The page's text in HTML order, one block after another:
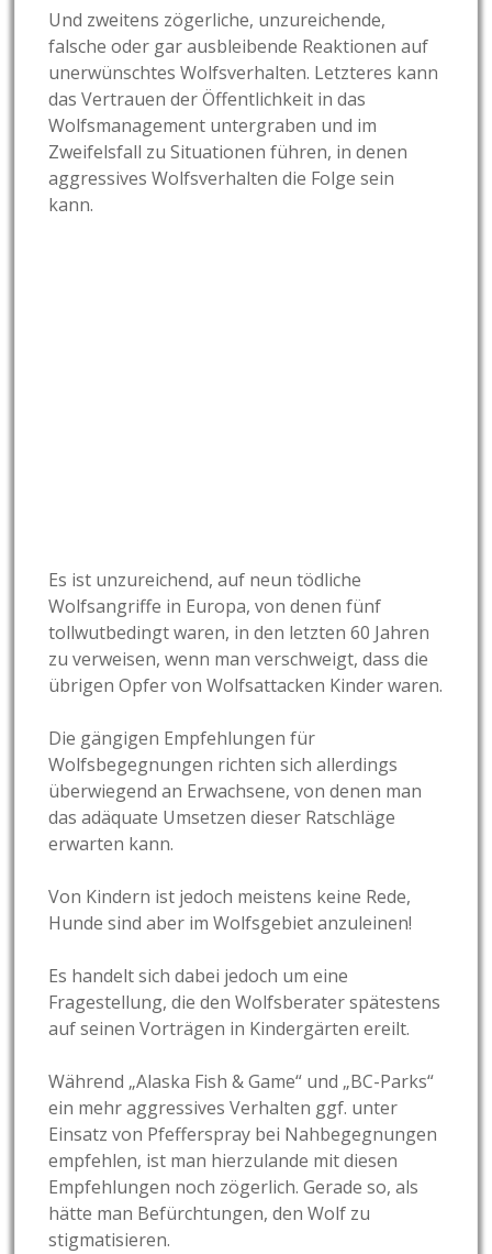
Und zweitens zögerliche, unzureichende,
falsche oder gar ausbleibende Reaktionen auf
unerwünschtes Wolfsverhalten. Letzteres kann
das Vertrauen der Öffentlichkeit in das
Wolfsmanagement untergraben und im
Zweifelsfall zu Situationen führen, in denen
aggressives Wolfsverhalten die Folge sein
kann.
Es ist unzureichend, auf neun tödliche
Wolfsangriffe in Europa, von denen fünf
tollwutbedingt waren, in den letzten 60 Jahren
zu verweisen, wenn man verschweigt, dass die
übrigen Opfer von Wolfsattacken Kinder waren.
Die gängigen Empfehlungen für
Wolfsbegegnungen richten sich allerdings
überwiegend an Erwachsene, von denen man
das adäquate Umsetzen dieser Ratschläge
erwarten kann.
Von Kindern ist jedoch meistens keine Rede,
Hunde sind aber im Wolfsgebiet anzuleinen!
Es handelt sich dabei jedoch um eine
Fragestellung, die den Wolfsberater spätestens
auf seinen Vorträgen in Kindergärten ereilt.
Während „Alaska Fish & Game“ und „BC-Parks“
ein mehr aggressives Verhalten ggf. unter
Einsatz von Pfefferspray bei Nahbegegnungen
empfehlen, ist man hierzulande mit diesen
Empfehlungen noch zögerlich. Gerade so, als
hätte man Befürchtungen, den Wolf zu
stigmatisieren.